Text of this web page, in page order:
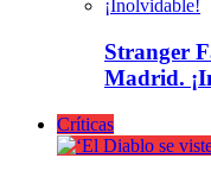
Stranger
Madrid.
Críticas